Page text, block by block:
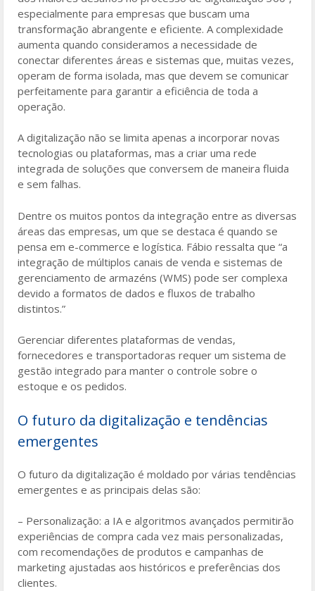
especialmente para empresas que buscam uma
transformação abrangente e eficiente. A complexidade
aumenta quando consideramos a necessidade de
conectar diferentes áreas e sistemas que, muitas vezes,
operam de forma isolada, mas que devem se comunicar
perfeitamente para garantir a eficiência de toda a
operação.
A digitalização não se limita apenas a incorporar novas
tecnologias ou plataformas, mas a criar uma rede
integrada de soluções que conversem de maneira fluida
e sem falhas.
Dentre os muitos pontos da integração entre as diversas
áreas das empresas, um que se destaca é quando se
pensa em e-commerce e logística. Fábio ressalta que “a
integração de múltiplos canais de venda e sistemas de
gerenciamento de armazéns (WMS) pode ser complexa
devido a formatos de dados e fluxos de trabalho
distintos.”
Gerenciar diferentes plataformas de vendas,
fornecedores e transportadoras requer um sistema de
gestão integrado para manter o controle sobre o
estoque e os pedidos.
O futuro da digitalização e tendências
emergentes
O futuro da digitalização é moldado por várias tendências
emergentes e as principais delas são:
– Personalização: a IA e algoritmos avançados permitirão
experiências de compra cada vez mais personalizadas,
com recomendações de produtos e campanhas de
marketing ajustadas aos históricos e preferências dos
clientes.